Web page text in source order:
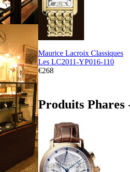
Maurice Lacroix Classiques
Les LC2011-YP016-110
€268
Produits